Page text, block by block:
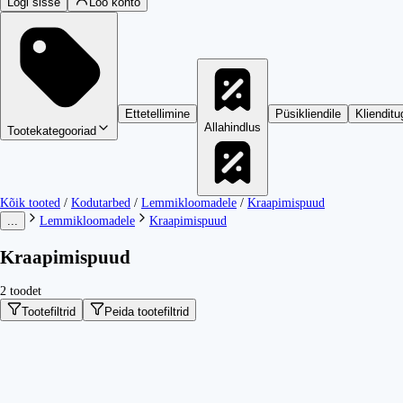
Tootekategooriad
Ettetellimine
Allahindlus
Püsikliendile
Kõik tooted / Kodutarbed / Lemmikloomadele / Kraapimispuud
...
Lemmikloomadele Kraapimispuud
Kraapimispuud
2 toodet
Tootefiltrid
Peida tootefiltrid